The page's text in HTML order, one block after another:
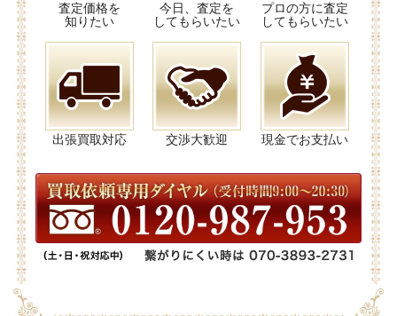
査定価格を
知りたい
今日、査定を
してもらいたい
プロの方に査定
してもらいたい
出張買取対応 交渉大歓迎 現金でお支払い